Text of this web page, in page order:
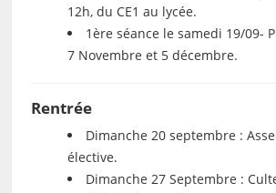
12h, du CE1 au lycée.
1ère séance le samedi 19/09-
7 Novembre et 5 décembre.
Rentrée
Dimanche 20 septembre :
élective.
Dimanche 27 Septembre :